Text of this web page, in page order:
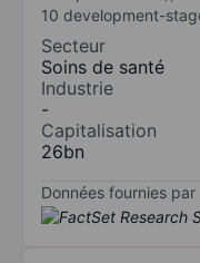
10 development-
Secteur
Soins de santé
Industrie
-
Capitalisation
26bn
Données fournies par